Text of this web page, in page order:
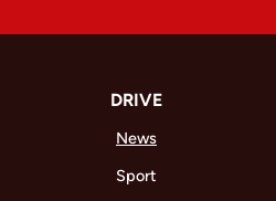
DRIVE
News
Sport